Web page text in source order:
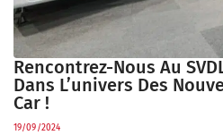
Rencontrez-Nous Au
Dans L’univers Des
Car !
19/09/2024